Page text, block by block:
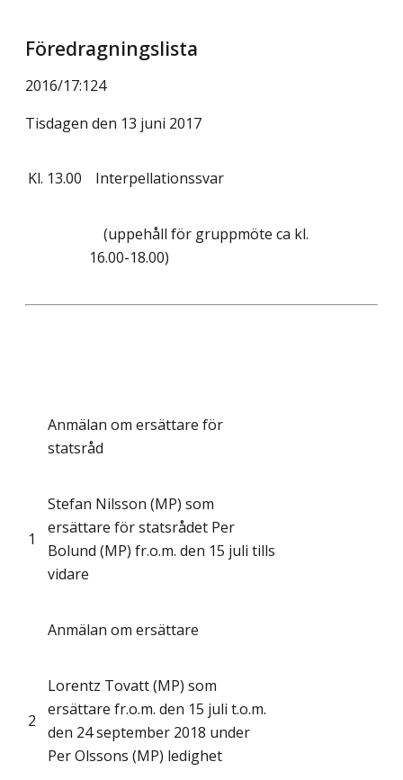
Föredragningslista
2016/17:124
Tisdagen den 13 juni 2017
Kl. 13.00 Interpellationssvar
(uppehåll för gruppmöte ca kl.
16.00-18.00)
Anmälan om ersättare för
statsråd
1
Stefan Nilsson (MP) som
ersättare för statsrådet Per
Bolund (MP) fr.o.m. den 15 juli tills
vidare
Anmälan om ersättare
2
Lorentz Tovatt (MP) som
ersättare fr.o.m. den 15 juli t.o.m.
den 24 september 2018 under
Per Olssons (MP) ledighet